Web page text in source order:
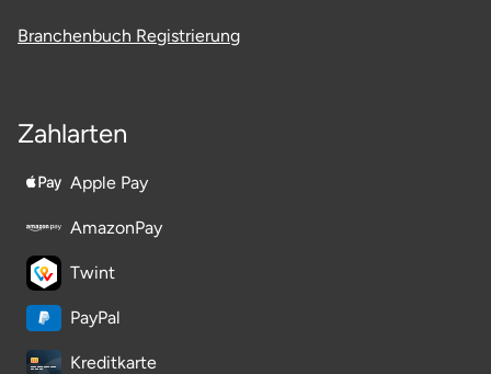
Branchenbuch Registrierung
Zahlarten
Apple Pay
AmazonPay
Twint
PayPal
Kreditkarte
Rheine
Rodgau
Rostock